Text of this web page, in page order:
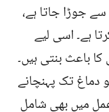
جوڑا جاتا ہے،
ہے۔ اسی لیے
باعث بنتی ہیں۔
تک پہنچانے
میں بھی شامل